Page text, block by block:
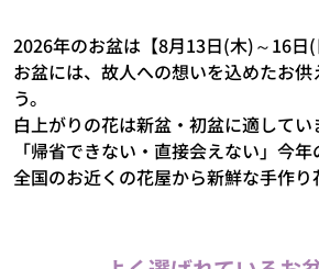
2026年のお盆は【8月13日(木)～16日(
お盆には、故人への想いを込めたお供
う。
白上がりの花は新盆・初盆に適してい
「帰省できない・直接会えない」今年
全国のお近くの花屋から新鮮な手作り